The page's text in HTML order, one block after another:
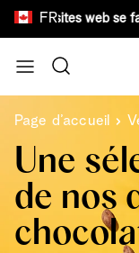
FR
sites web se
Recherche
Page d’accueil
Une
de nos